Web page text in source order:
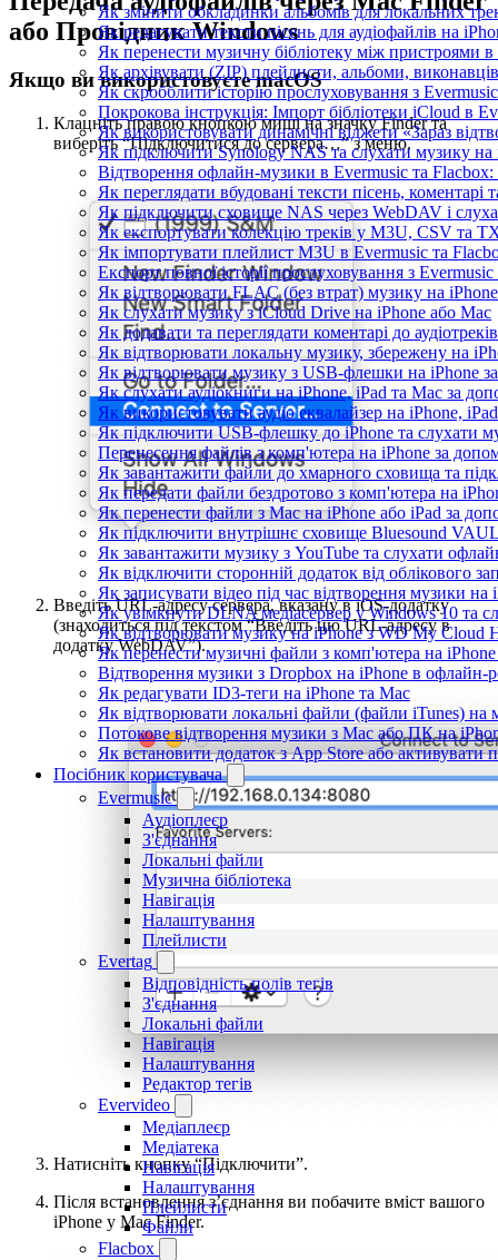
Як змінити обкладинки альбомів для локальних
Як редагувати тексти пісень для аудіофайлів на
Як перенести музичну бібліотеку між пристроями в
Як архівувати (ZIP) плейлисти, альбоми,
Як скробблити історію прослуховування з
Покрокова інструкція: Імпорт бібліотеки iCloud в
Як використовувати динамічні віджети «Зараз
Як підключити Synology NAS та слухати музику на
Відтворення офлайн-музики в Evermusic та Flacbox:
Як переглядати вбудовані тексти пісень,
Як підключити сховище NAS через WebDAV і
Як експортувати колекцію треків у M3U, CSV та
Як імпортувати плейлист M3U в Evermusic та
Експорт повної історії прослуховування з
Як відтворювати FLAC (без втрат) музику на iPhone
Як слухати музику з iCloud Drive на iPhone або Mac
Як додавати та переглядати коментарі до
Як відтворювати локальну музику, збережену на
Як відтворювати музику з USB-флешки на iPhone
Як слухати аудіокниги на iPhone, iPad та Mac за
Як використовувати аудіо еквалайзер на iPhone,
Як підключити USB-флешку до iPhone та слухати
Перенесення файлів з комп'ютера на iPhone за
Як завантажити файли до хмарного сховища та
Як передати файли бездротово з комп'ютера на
Як перенести файли з Mac на iPhone або iPad за
Як підключити внутрішнє сховище Bluesound
Як завантажити музику з YouTube та слухати
Як відключити сторонній додаток від облікового
Як записувати відео під час відтворення музики на
Як увімкнути DLNA медіасервер у Windows 10 та
Як відтворювати музику на iPhone з WD My Cloud
Як перенести музичні файли з комп'ютера на
Відтворення музики з Dropbox на iPhone в офлайн-
Як редагувати ID3-теги на iPhone та Mac
Як відтворювати локальні файли (файли iTunes) на
Потокове відтворення музики з Mac або ПК на
Як встановити додаток з App Store або
Посібник користувача
Evermusic
Аудіоплеєр
З'єднання
Локальні файли
Музична бібліотека
Навігація
Налаштування
Плейлисти
Evertag
Відповідність полів тегів
З'єднання
Локальні файли
Навігація
Налаштування
Редактор тегів
Evervideo
Медіаплеєр
Медіатека
Навігація
Налаштування
Плейлисти
Файли
Flacbox
або Провідник Windows
Якщо ви використовуєте macOS
Клацніть правою кнопкою миші на значку Finder та
виберіть “Підключитися до сервера…” з меню.
Введіть URL-адресу сервера, вказану в iOS-додатку
(знаходиться під текстом “Введіть цю URL-адресу в
додатку WebDAV”).
Натисніть кнопку “Підключити”.
Після встановлення з’єднання ви побачите вміст вашого
iPhone у Mac Finder.